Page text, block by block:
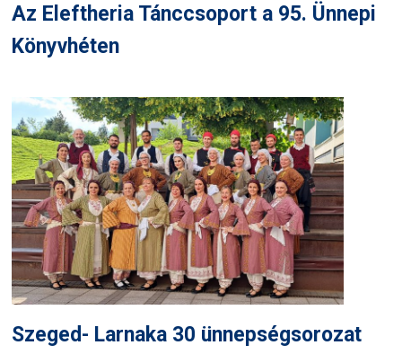
Az Eleftheria Tánccsoport a 95. Ünnepi
Könyvhéten
Szeged- Larnaka 30 ünnepségsorozat